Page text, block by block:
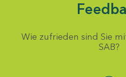
Wie zufrieden sind Sie
SAB?